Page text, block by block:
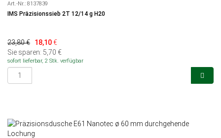
Art.-Nr.: 8137839
IMS Präzisionssieb 2T 12/14 g H20
23,80 € 18,10€
Sie sparen: 5,70 €
sofort lieferbar, 2 Stk. verfügbar